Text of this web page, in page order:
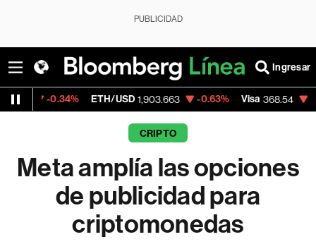
PUBLICIDAD
Ingresar
ETH/USD 1,903.663 -0.63% Visa 368.54 -0.28%
CRIPTO
Meta amplía las opciones
de publicidad para
criptomonedas